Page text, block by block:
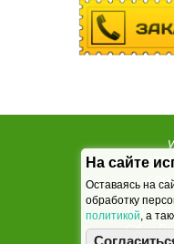
т.
Пн.-Пт.
Сб. и
На сайте
Оставаясь на
обработку
политикой, а